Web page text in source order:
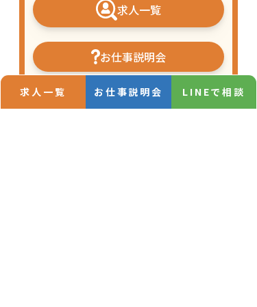
求人一覧 お仕事説明会 LINEで相談
求人一覧
お仕事説明会